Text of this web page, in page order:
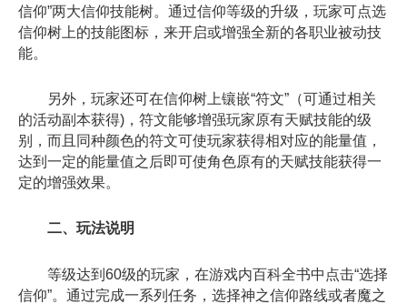
信仰”两大信仰技能树。通过信仰等级的升级，玩家可点选
信仰树上的技能图标，来开启或增强全新的各职业被动技
能。
另外，玩家还可在信仰树上镶嵌“符文”（可通过相关
的活动副本获得)，符文能够增强玩家原有天赋技能的级
别，而且同种颜色的符文可使玩家获得相对应的能量值，
达到一定的能量值之后即可使角色原有的天赋技能获得一
定的增强效果。
二、玩法说明
等级达到60级的玩家，在游戏内百科全书中点击“选择
信仰”。通过完成一系列任务，选择神之信仰路线或者魔之